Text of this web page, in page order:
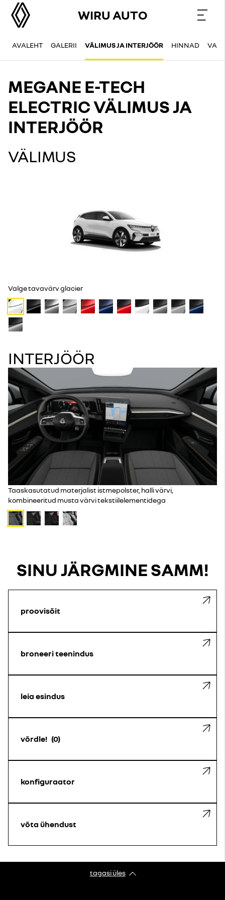
WIRU AUTO
AVALEHT GALERII VÄLIMUS JA INTERJÖÖR HINNAD
MEGANE E-TECH
ELECTRIC VÄLIMUS JA
INTERJÖÖR
VÄLIMUS
Valge tavavärv glacier
INTERJÖÖR
Taaskasutatud materjalist istmepolster, halli värvi,
kombineeritud musta värvi tekstiilelementidega
SINU JÄRGMINE SAMM!
proovisõit
broneeri teenindus
leia esindus
võrdle! 0
konfiguraator
võta ühendust
tagasi üles